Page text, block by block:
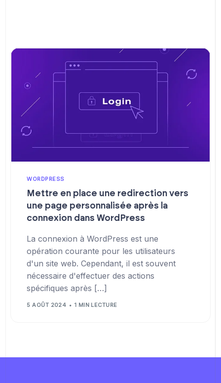
WORDPRESS
Mettre en place une redirection vers
une page personnalisée après la
connexion dans WordPress
La connexion à WordPress est une
opération courante pour les utilisateurs
d'un site web. Cependant, il est souvent
nécessaire d'effectuer des actions
spécifiques après […]
5 AOÛT 2024 1 MIN LECTURE